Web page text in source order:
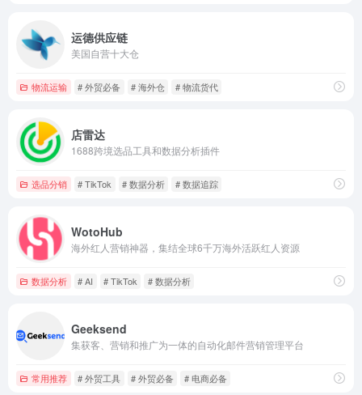
运德供应链
美国自营十大仓
物流运输 # 外贸必备 # 海外仓 # 物流货代
店雷达
1688跨境选品工具和数据分析插件
选品分销 # TikTok # 数据分析 # 数据追踪
WotoHub
海外红人营销神器，集结全球6千万海外活跃红人资源
数据分析 # AI # TikTok # 数据分析
Geeksend
集获客、营销和推广为一体的自动化邮件营销管理平台
常用推荐 # 外贸工具 # 外贸必备 # 电商必备